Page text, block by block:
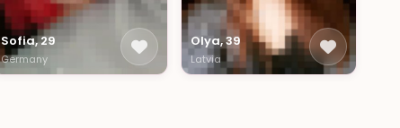
Sofia, 29
Germany
Olya, 39
Latvia